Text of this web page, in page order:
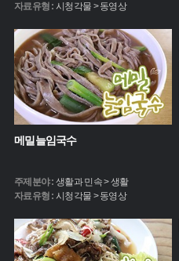
자료유형 : 시청각물 > 동영상
메밀늘임국수
주제분야 : 생활과 민속 > 생활
자료유형 : 시청각물 > 동영상